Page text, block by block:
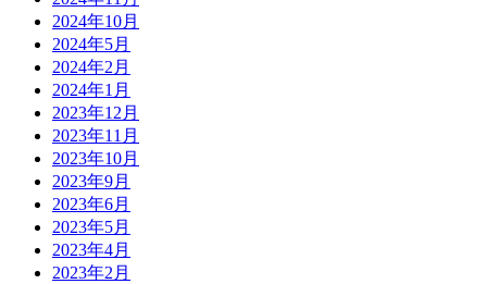
2024年10月
2024年5月
2024年2月
2024年1月
2023年12月
2023年11月
2023年10月
2023年9月
2023年6月
2023年5月
2023年4月
2023年2月